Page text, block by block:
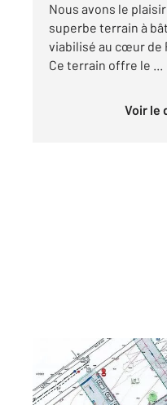
Nous avons le
superbe terrain à
viabilisé au cœur de
Ce terrain offre le ...
Voir
POIROUX 85
364 m2
Ref : 2436